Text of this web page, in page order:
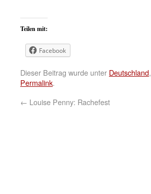
Teilen mit:
Facebook
Dieser Beitrag wurde unter Deutschland,
Permalink.
← Louise Penny: Rachefest